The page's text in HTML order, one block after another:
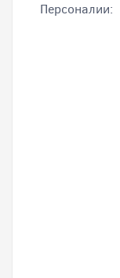
Персоналии: